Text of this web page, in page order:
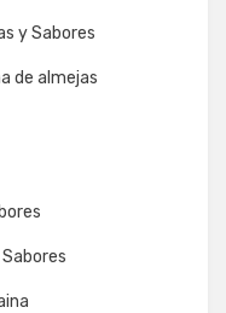
y Sabores
de almejas